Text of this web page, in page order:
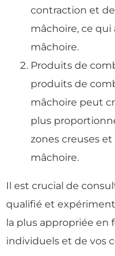
contraction et
mâchoire, ce qui
mâchoire.
Produits de
produits de
mâchoire peut
plus
zones creuses
mâchoire.
Il est crucial de
qualifié et
la plus appropriée en
individuels et de vos